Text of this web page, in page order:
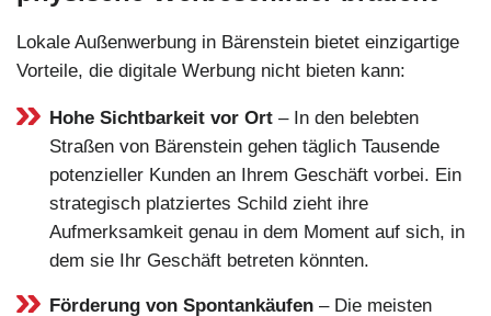
Lokale Außenwerbung in Bärenstein bietet einzigartige
Vorteile, die digitale Werbung nicht bieten kann:
Hohe Sichtbarkeit vor Ort – In den belebten
Straßen von Bärenstein gehen täglich Tausende
potenzieller Kunden an Ihrem Geschäft vorbei. Ein
strategisch platziertes Schild zieht ihre
Aufmerksamkeit genau in dem Moment auf sich, in
dem sie Ihr Geschäft betreten könnten.
Förderung von Spontankäufen – Die meisten